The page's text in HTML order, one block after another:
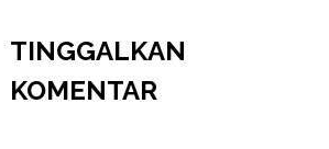
TINGGALKAN
KOMENTAR